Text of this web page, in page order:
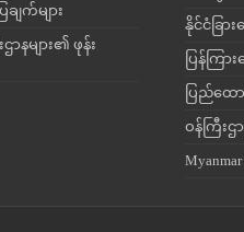
ချက်များ
နများ၏ ဖုန်း
နိုင်ငံခြား
ပြန်ကြာ
ပြည်ထ
ဝန်ကြီးဌာ